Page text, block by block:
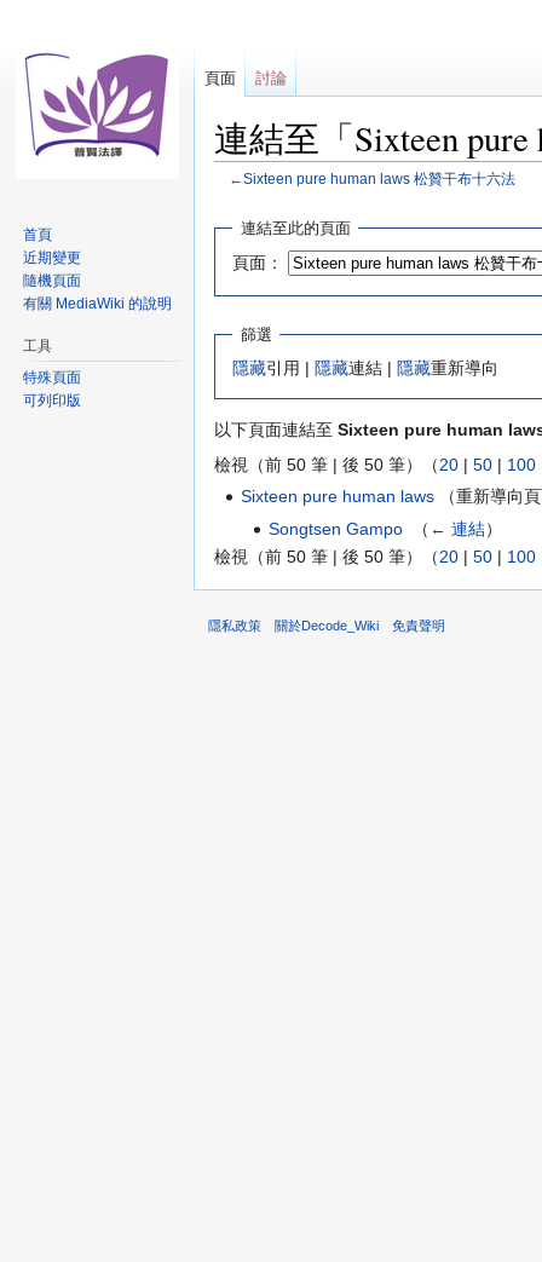
連結至「Sixteen
←Sixteen pure human laws 松贊干布十六法
覽
尋
連結至此的頁面
頁面：
篩選
隱藏引用 | 隱藏連結 | 隱藏重新導向
以下頁面連結至 Sixteen pure human
檢視（前 50 筆 | 後 50 筆）（20 | 50 | 100
Sixteen pure human laws （重新導向
Songtsen Gampo‎ （ ← 連結）
檢視（前 50 筆 | 後 50 筆）（20 | 50 | 100
頁面 討論
首頁
近期變更
隨機頁面
有關 MediaWiki 的說明
工具
特殊頁面
可列印版
隱私政策 關於Decode_Wiki 免責聲明